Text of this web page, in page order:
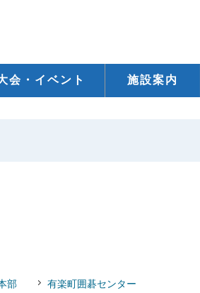
会・イベント 施設案内
部
有楽町囲碁センター